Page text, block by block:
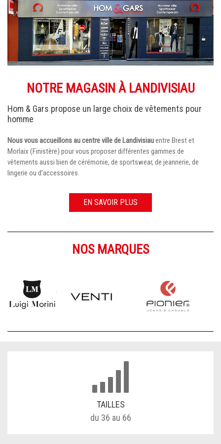
NOTRE MAGASIN À LANDIVISIAU
Hom & Gars propose un large choix de vêtements pour
homme
Nous vous accueillons au centre ville de Landivisiauentre Brest et
Morlaix (Finistère) pour vous proposer différentes gammes de
vêtements aussi bien de cérémonie, de sportswear, de jeannerie, de
lingerie ou d’accessoires.
EN SAVOIR PLUS
NOS MARQUES
TAILLES
du 36 au 66